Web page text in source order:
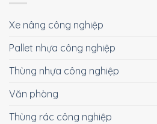
Xe nâng công nghiệp
Pallet nhựa công nghiệp
Thùng nhựa công nghiệp
Văn phòng
Thùng rác công nghiệp